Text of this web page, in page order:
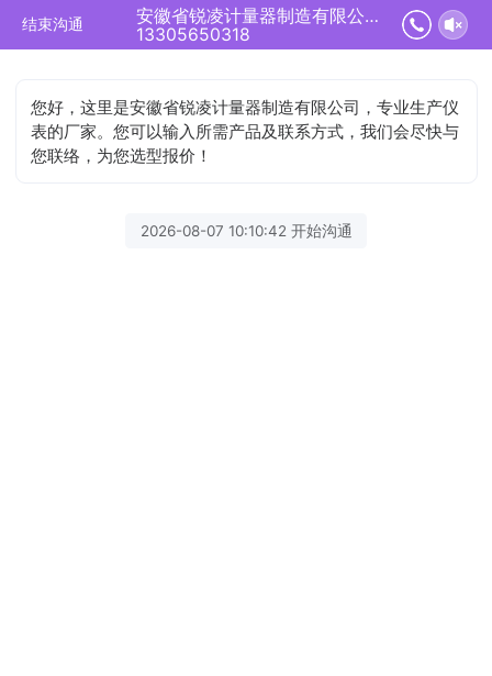
结束沟通
安徽省锐凌计量器制造有限公司正在为您服务
13305650318
您好，这里是安徽省锐凌计量器制造有限公司，专业生产仪
表的厂家。您可以输入所需产品及联系方式，我们会尽快与
您联络，为您选型报价！
2026-08-07 10:10:42 开始沟通